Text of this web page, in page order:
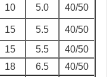
10 5.0 40/50
15 5.5
40/50
15 5.5
40/50
18 6.5
40/50